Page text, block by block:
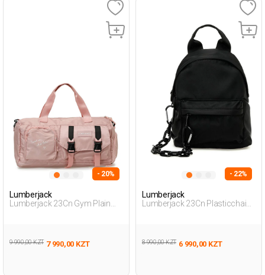
- 20%
Lumberjack
Lumberjack 23Cn Gym Plain
9 990,00 KZT 7 990,00 KZT
- 22%
Lumberjack
Lumberjack 23Cn Plasticchain
8 990,00 KZT 6 990,00 KZT